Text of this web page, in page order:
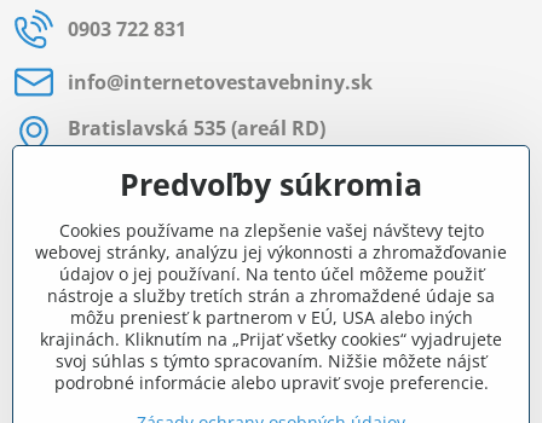
0903 722 831
info​@internetovestavebniny​.sk
Bratislavská 535 (areál RD)
Most pri Bratislave
Pon - Pia 8:00 - 11:30 a 12:15 - 15:30
Facebook
Navigácia
Všetko o nákupe
Predvoľby súkromia
Cookies používame na zlepšenie vašej návštevy tejto
webovej stránky, analýzu jej výkonnosti a zhromažďovanie
údajov o jej používaní. Na tento účel môžeme použiť
nástroje a služby tretích strán a zhromaždené údaje sa
môžu preniesť k partnerom v EÚ, USA alebo iných
krajinách. Kliknutím na „Prijať všetky cookies“ vyjadrujete
svoj súhlas s týmto spracovaním. Nižšie môžete nájsť
podrobné informácie alebo upraviť svoje preferencie.